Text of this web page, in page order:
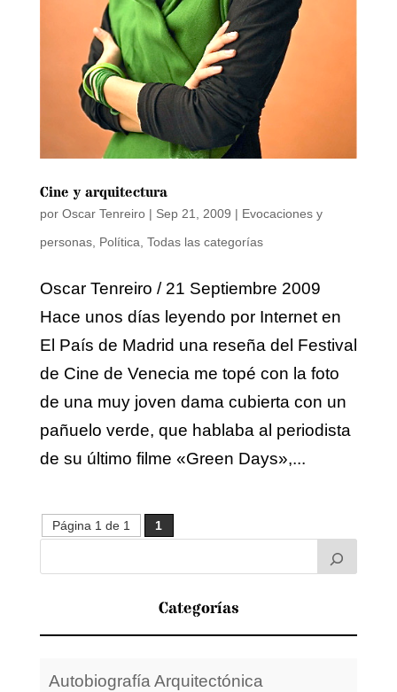
Cine y arquitectura
por Oscar Tenreiro| Sep 21, 2009 | Evocaciones y
personas, Política, Todas las categorías
Oscar Tenreiro / 21 Septiembre 2009
Hace unos días leyendo por Internet en
El País de Madrid una reseña del Festival
de Cine de Venecia me topé con la foto
de una muy joven dama cubierta con un
pañuelo verde, que hablaba al periodista
de su último filme «Green Days»,...
Página 1 de 1 1
Categorías
Autobiografía Arquitectónica